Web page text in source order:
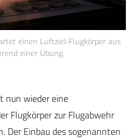
einen Luftziel-Flugkörper aus
einer Übung.
nun wieder eine
Flugkörper zur Flugabwehr
Der Einbau des sogenannten